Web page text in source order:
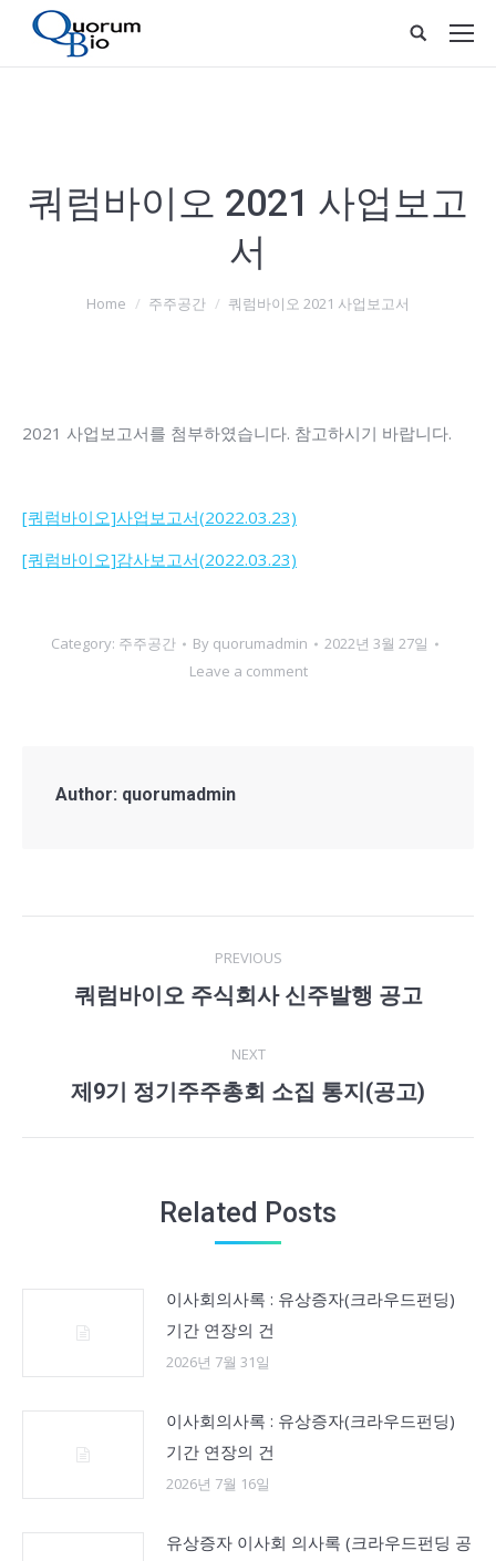
쿼럼바이오 2021 사업보고
서
You are here:
Home 주주공간 쿼럼바이오 2021 사업보고서
2021 사업보고서를 첨부하였습니다. 참고하시기 바랍니다.
[쿼럼바이오]사업보고서(2022.03.23)
[쿼럼바이오]감사보고서(2022.03.23)
Category: 주주공간 By quorumadmin
2022년 3월 27일
Leave a comment
Author: quorumadmin
navigation
PREVIOUS
Previous
쿼럼바이오 주식회사 신주발행 공고
NEXT
Next
제9기 정기주주총회 소집 통지(공고)
Related Posts
이사회의사록 : 유상증자(크라우드펀딩)
기간 연장의 건
2026년 7월 31일
이사회의사록 : 유상증자(크라우드펀딩)
기간 연장의 건
2026년 7월 16일
유상증자 이사회 의사록 (크라우드펀딩 공